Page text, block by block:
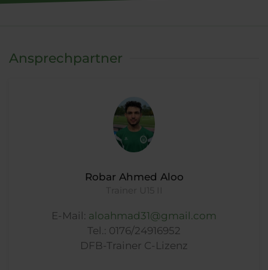
Ansprechpartner
Robar Ahmed Aloo
Trainer U15 II
E-Mail: aloahmad31@gmail.com
Tel.: 0176/24916952
DFB-Trainer C-Lizenz